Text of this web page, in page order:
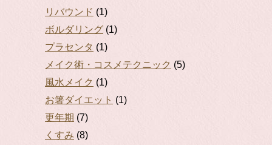
リバウンド (1)
ボルダリング (1)
プラセンタ (1)
メイク術・コスメテクニック (5)
風水メイク (1)
お箸ダイエット (1)
更年期 (7)
くすみ (8)